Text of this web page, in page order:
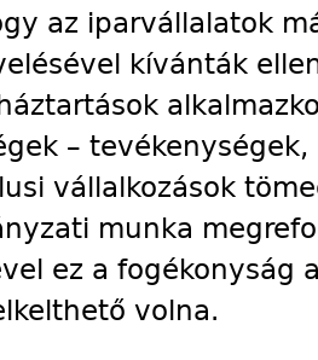
az iparvállalatok
kívánták
–
vállalkozások
munka
ez a fogékonyság
volna.